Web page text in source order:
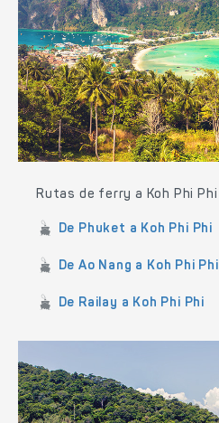
Rutas de ferry a Koh Phi Phi
De Phuket a Koh Phi Phi
De Ao Nang a Koh Phi Phi
De Railay a Koh Phi Phi